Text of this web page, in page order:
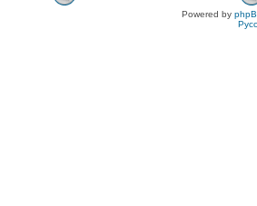
Powered by